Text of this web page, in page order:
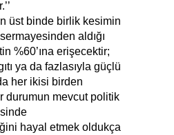
üst binde birlik kesimin
aldığı
%60’ına erişecektir;
ya da fazlasıyla güçlü
her ikisi birden
durumun mevcut politik
hayal etmek oldukça